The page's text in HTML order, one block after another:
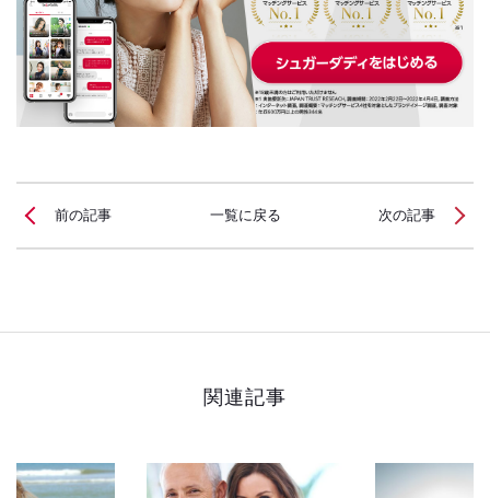
前の記事 一覧に戻る 次の記事
関連記事